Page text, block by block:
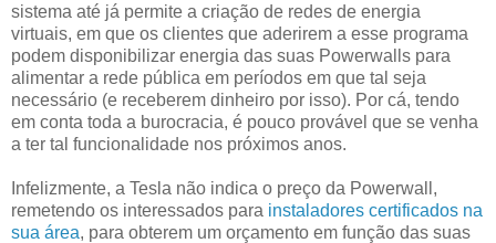
sistema até já permite a criação de redes de energia
virtuais, em que os clientes que aderirem a esse programa
podem disponibilizar energia das suas Powerwalls para
alimentar a rede pública em períodos em que tal seja
necessário (e receberem dinheiro por isso). Por cá, tendo
em conta toda a burocracia, é pouco provável que se venha
a ter tal funcionalidade nos próximos anos.
Infelizmente, a Tesla não indica o preço da Powerwall,
remetendo os interessados para instaladores certificados na
sua área, para obterem um orçamento em função das suas